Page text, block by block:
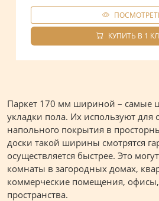
КУПИТЬ В 1
Паркет 170 мм шириной – самые
укладки пола. Их используют для
напольного покрытия в
доски такой ширины смотрятся
осуществляется быстрее. Это
комнаты в загородных домах,
коммерческие помещения,
пространства.